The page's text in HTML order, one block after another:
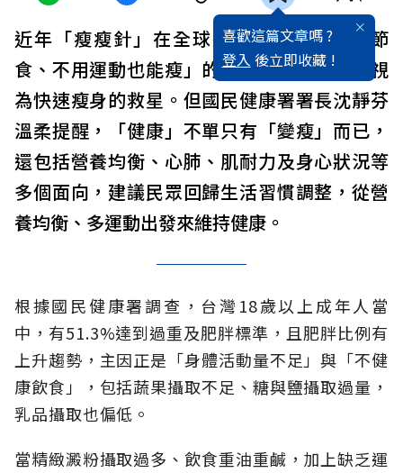
喜歡這篇文章嗎 ?
登入 後立即收藏 !
近年「瘦瘦針」在全球迅速竄紅，「不用節
食、不用運動也能瘦」的宣稱，被許多民眾視
為快速瘦身的救星。但國民健康署署長沈靜芬
溫柔提醒，「健康」不單只有「變瘦」而已，
還包括營養均衡、心肺、肌耐力及身心狀況等
多個面向，建議民眾回歸生活習慣調整，從營
養均衡、多運動出發來維持健康。
根據國民健康署調查，台灣18歲以上成年人當
中，有51.3%達到過重及肥胖標準，且肥胖比例有
上升趨勢，主因正是「身體活動量不足」與「不健
康飲食」，包括蔬果攝取不足、糖與鹽攝取過量，
乳品攝取也偏低。
當精緻澱粉攝取過多、飲食重油重鹹，加上缺乏運